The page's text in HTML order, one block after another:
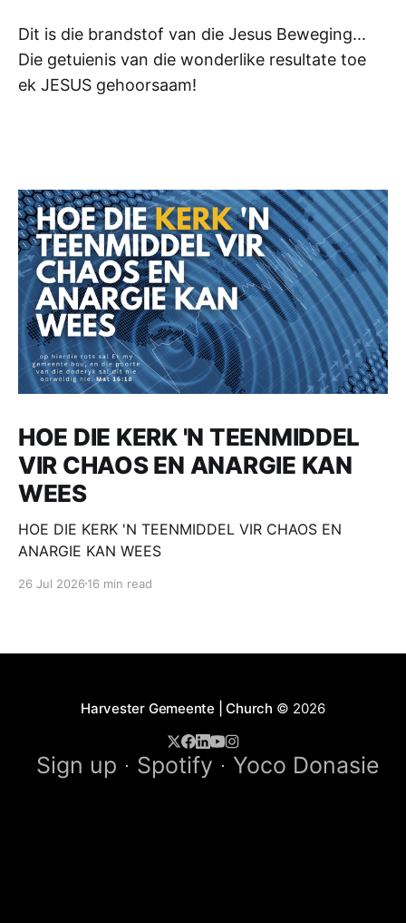
Dit is die brandstof van die Jesus Beweging...
Die getuienis van die wonderlike resultate toe
ek JESUS gehoorsaam!
HOE DIE KERK 'N TEENMIDDEL
VIR CHAOS EN ANARGIE KAN
WEES
HOE DIE KERK 'N TEENMIDDEL VIR CHAOS EN
ANARGIE KAN WEES
26 Jul 2026 16 min read
Harvester Gemeente | Church © 2026
Sign up Spotify Yoco Donasie